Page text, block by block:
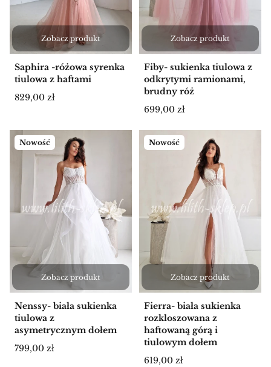
Zobacz produkt
Saphira -różowa syrenka
tiulowa z haftami
Cena
829,00 zł
Zobacz produkt
Fiby- sukienka tiulowa z
odkrytymi ramionami,
brudny róż
Cena
699,00 zł
Nowość
Zobacz produkt
Nenssy- biała sukienka
tiulowa z
asymetrycznym dołem
Cena
799,00 zł
Nowość
Zobacz produkt
Fierra- biała sukienka
rozkloszowana z
haftowaną górą i
tiulowym dołem
Cena
619,00 zł